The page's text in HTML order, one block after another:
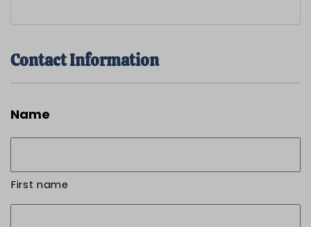
Contact Information
Name
First name